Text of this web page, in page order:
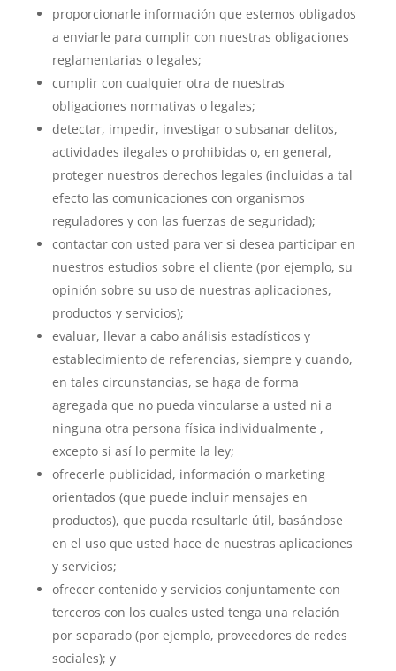
proporcionarle información que estemos obligados
a enviarle para cumplir con nuestras obligaciones
reglamentarias o legales;
cumplir con cualquier otra de nuestras
obligaciones normativas o legales;
detectar, impedir, investigar o subsanar delitos,
actividades ilegales o prohibidas o, en general,
proteger nuestros derechos legales (incluidas a tal
efecto las comunicaciones con organismos
reguladores y con las fuerzas de seguridad);
contactar con usted para ver si desea participar en
nuestros estudios sobre el cliente (por ejemplo, su
opinión sobre su uso de nuestras aplicaciones,
productos y servicios);
evaluar, llevar a cabo análisis estadísticos y
establecimiento de referencias, siempre y cuando,
en tales circunstancias, se haga de forma
agregada que no pueda vincularse a usted ni a
ninguna otra persona física individualmente ,
excepto si así lo permite la ley;
ofrecerle publicidad, información o marketing
orientados (que puede incluir mensajes en
productos), que pueda resultarle útil, basándose
en el uso que usted hace de nuestras aplicaciones
y servicios;
ofrecer contenido y servicios conjuntamente con
terceros con los cuales usted tenga una relación
por separado (por ejemplo, proveedores de redes
sociales); y